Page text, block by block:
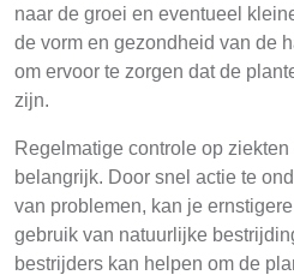
naar de groei en eventueel
de vorm en gezondheid van de
om ervoor te zorgen dat de
zijn.
Regelmatige controle op
belangrijk. Door snel actie te
van problemen, kan je
gebruik van natuurlijke
bestrijders kan helpen om de